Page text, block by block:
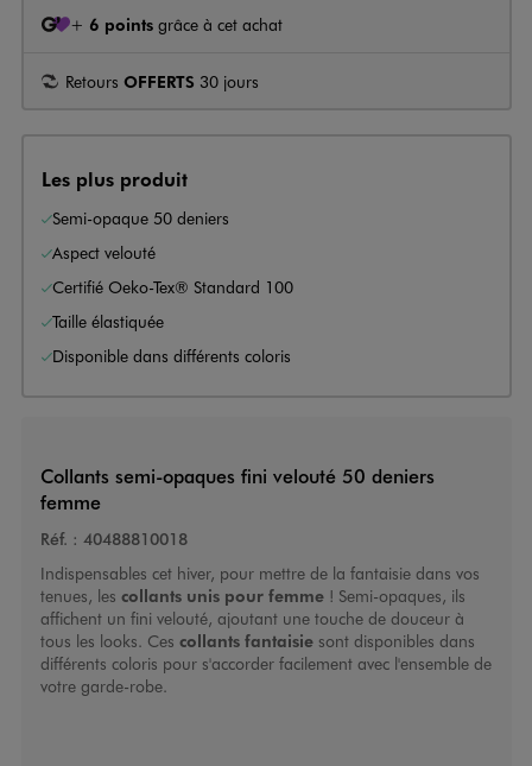
+ 6 points grâce à cet achat
Retours OFFERTS 30 jours
Les plus produit
Semi-opaque 50 deniers
Aspect velouté
Certifié Oeko-Tex® Standard 100
Taille élastiquée
Disponible dans différents coloris
Collants semi-opaques fini velouté 50 deniers
femme
Réf. : 40488810018
Indispensables cet hiver, pour mettre de la fantaisie dans vos
tenues, les collants unis pour femme! Semi-opaques, ils
affichent un fini velouté, ajoutant une touche de douceur à
tous les looks. Ces collants fantaisiesont disponibles dans
différents coloris pour s'accorder facilement avec l'ensemble de
votre garde-robe.